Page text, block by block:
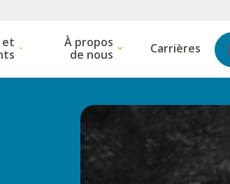
et
show submenu
À propos
de nous show submenu
Carrières